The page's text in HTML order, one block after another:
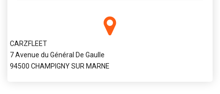
CARZFLEET
7 Avenue du Général De Gaulle
94500 CHAMPIGNY SUR MARNE